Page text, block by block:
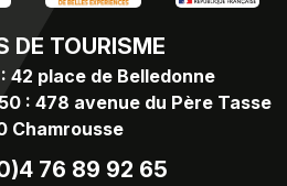
DE TOURISME
42 place de Belledonne
: 478 avenue du Père Tasse
Chamrousse
76 89 92 65